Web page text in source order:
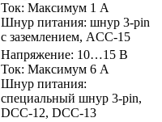
Ток: Максимум 1 А
Шнур питания: шнур 3-pin
с заземлением, ACC-15
Напряжение: 10…15 В
Ток: Максимум 6 А
Шнур питания:
специальный шнур 3-pin,
DCC-12, DCC-13